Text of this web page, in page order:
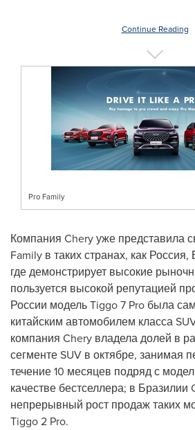
Continue Reading
Pro Family
Компания Chery уже представила
Family в таких странах, как
где демонстрирует высокие
пользуется высокой репутацией
России модель Tiggo 7 Pro была
китайским автомобилем класса
компания Chery владела долей в
сегменте SUV в октябре, занимая
течение 10 месяцев подряд с
качестве бестселлера; в Бразилии
непрерывный рост продаж таких
Tiggo 2 Pro.